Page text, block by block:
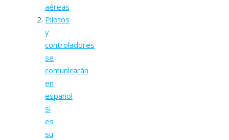
aéreas
Pilotos
y
controladores
se
comunicarán
en
español
si
es
su